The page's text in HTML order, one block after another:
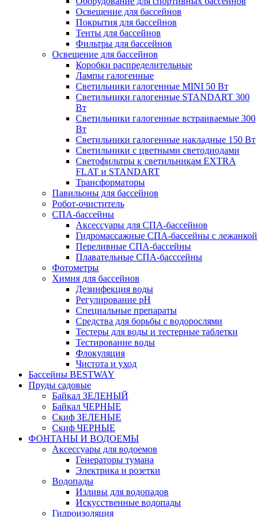
Освещение для бассейнов
Покрытия для бассейнов
Тенты для бассейнов
Фильтры для бассейнов
Освещение для бассейнов
Коробки распределительные
Лампы галогенные
Светильники галогенные MINI 50 Вт
Светильники галогенные STANDART 300
Вт
Светильники галогенные встраиваемые 300
Вт
Светильники галогенные накладные 150 Вт
Светильники с цветными светодиодами
Светофильтры к светильникам EXTRA
FLAT и STANDART
Трансформаторы
Павильоны для бассейнов
Робот-очиститель
СПА-бассейны
Аксессуары для СПА-бассейнов
Гидромассажные СПА-бассейны с лежанкой
Переливные СПА-бассейны
Плавательные СПА-басссейны
Фотометры
Химия для бассейнов
Дезинфекция воды
Регулирование pH
Специальные препараты
Средства для борьбы с водорослями
Тестеры для воды и тестерные таблетки
Тестирование воды
Флокуляция
Чистота и уход
Бассейны BESTWAY
Пруды садовые
Байкал ЗЕЛЕНЫЙ
Байкал ЧЕРНЫЕ
Скиф ЗЕЛЕНЫЕ
Скиф ЧЕРНЫЕ
ФОНТАНЫ И ВОДОЕМЫ
Аксессуары для водоемов
Генераторы тумана
Электрика и розетки
Водопады
Изливы для водопадов
Искусственные водопады
Гидроизоляция